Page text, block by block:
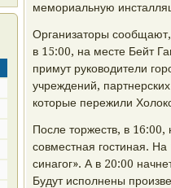
мемориальную
Организаторы сообщают,
в 15:00, на месте Бейт
примут руководители
учреждений,
которые пережили
После торжеств, в 16:00,
совместная гостиная.
синагог». А в 20:00
Будут исполнены